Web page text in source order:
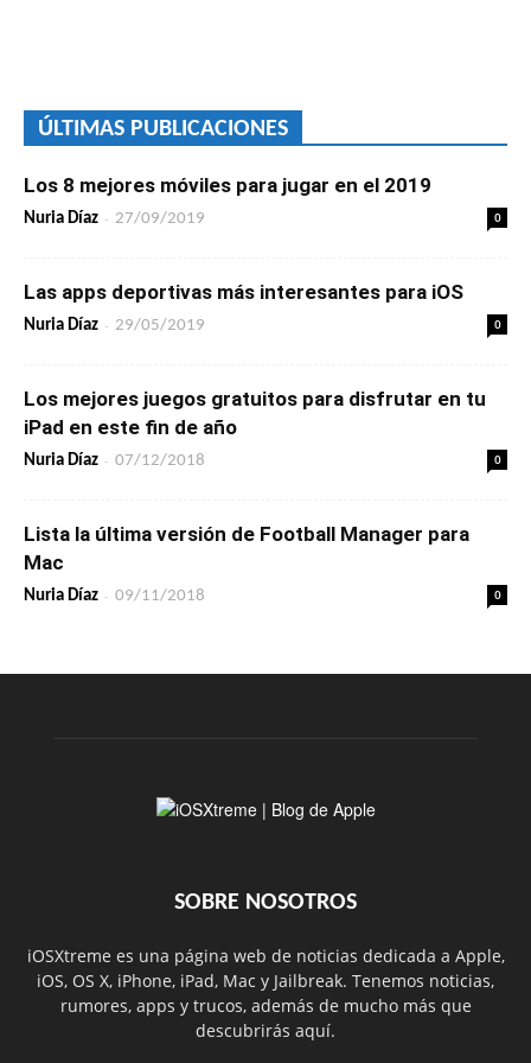
ÚLTIMAS PUBLICACIONES
Los 8 mejores móviles para jugar en el 2019
Nuria Díaz - 27/09/2019 0
Las apps deportivas más interesantes para iOS
Nuria Díaz - 29/05/2019 0
Los mejores juegos gratuitos para disfrutar en tu
iPad en este fin de año
Nuria Díaz - 07/12/2018 0
Lista la última versión de Football Manager para
Mac
Nuria Díaz - 09/11/2018 0
SOBRE NOSOTROS
iOSXtreme es una página web de noticias dedicada a Apple,
iOS, OS X, iPhone, iPad, Mac y Jailbreak. Tenemos noticias,
rumores, apps y trucos, además de mucho más que
descubrirás aquí.